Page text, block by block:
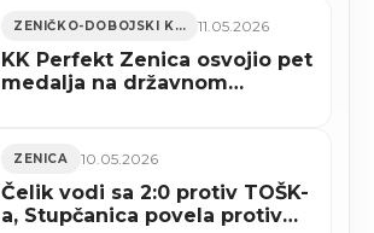
ZENIČKO-DOBOJSKI KANTON 11.05.2026
KK Perfekt Zenica osvojio pet
medalja na državnom
(FOTO)
ZENICA 10.05.2026
Čelik vodi sa 2:0 protiv TOŠK-
a, Stupčanica povela protiv